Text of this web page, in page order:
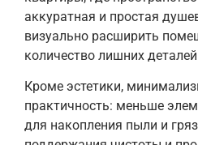
аккуратная и простая
визуально расширить
количество лишних
Кроме эстетики,
практичность: меньше
для накопления пыли и